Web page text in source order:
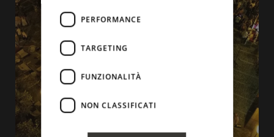
PERFORMANCE
TARGETING
FUNZIONALITÀ
NON CLASSIFICATI